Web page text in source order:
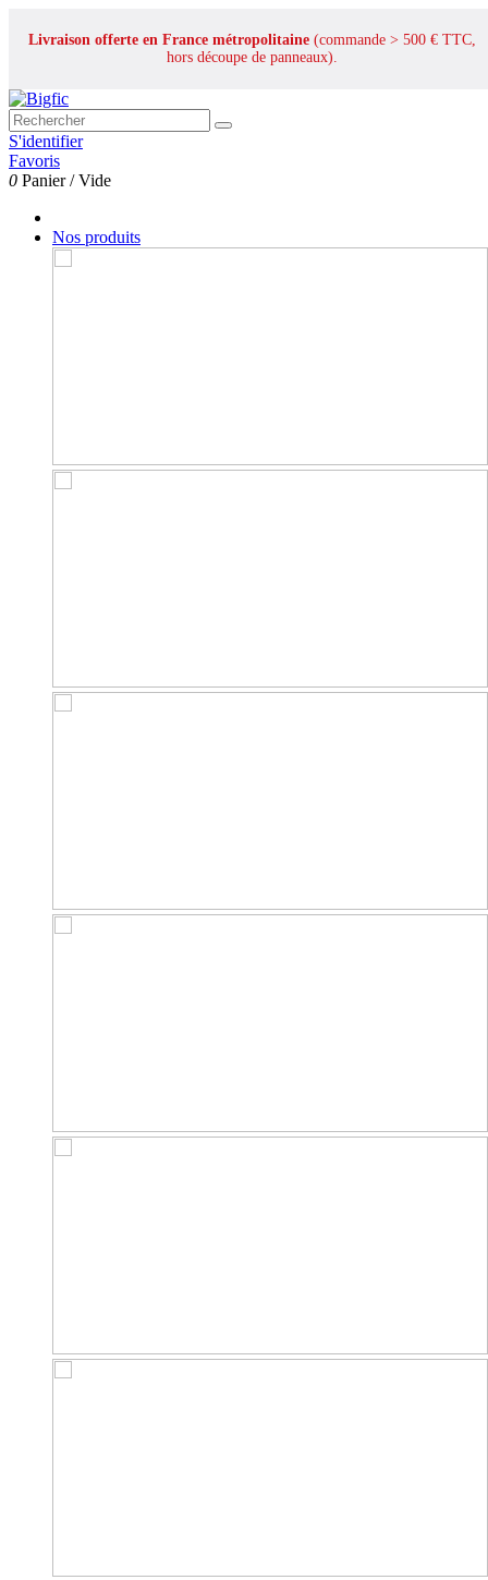
Livraison offerte en France métropolitaine (commande > 500 € TTC,
hors découpe de panneaux).
S'identifier
Favoris
0 Panier /Vide
Nos produits